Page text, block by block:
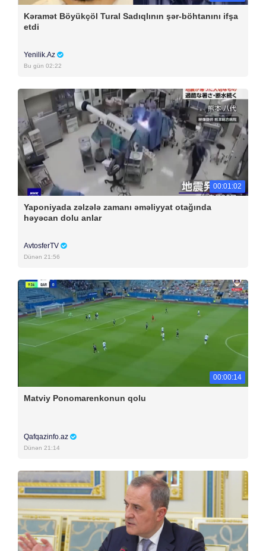
Kəramət Böyükçöl Tural Sadıqlının şər-böhtanını ifşa
etdi
Yenilik.Az
Bu gün 02:22
00:01:02
Yaponiyada zəlzələ zamanı əməliyyat otağında
həyəcan dolu anlar
AvtosferTV
Dünən 21:56
00:00:14
Matviy Ponomarenkonun qolu
Qafqazinfo.az
Dünən 21:14